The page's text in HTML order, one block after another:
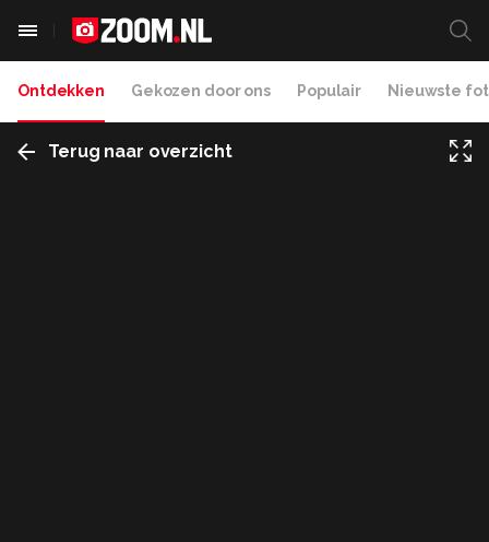
Ontdekken Gekozen door ons Populair Nieuwste
Terug naar overzicht